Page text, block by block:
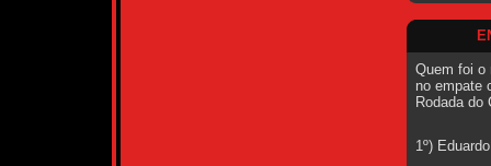
Quem foi o
no empate
Rodada do
1º)